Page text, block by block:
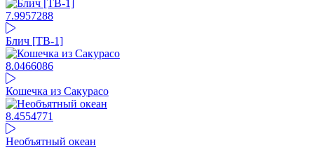
7.9957288
Блич [ТВ-1]
8.0466086
Кошечка из Сакурасо
8.4554771
Необъятный океан